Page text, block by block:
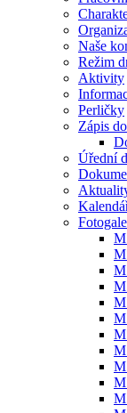
Naše
Režim
Aktivity
Perličky
Zápis
Úřední